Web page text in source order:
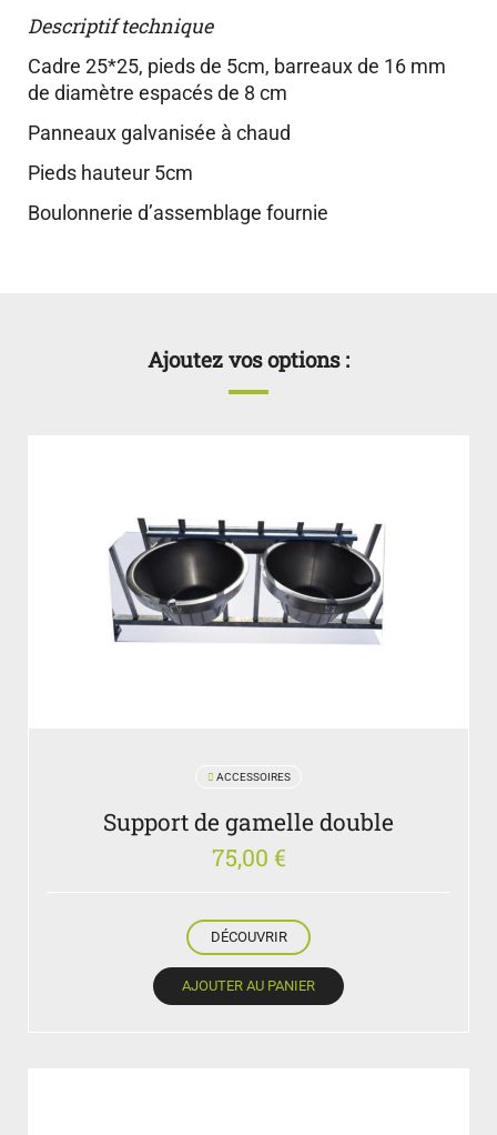
Descriptif technique
Cadre 25*25, pieds de 5cm, barreaux de 16 mm
de diamètre espacés de 8 cm
Panneaux galvanisée à chaud
Pieds hauteur 5cm
Boulonnerie d’assemblage fournie
Ajoutez vos options :
ACCESSOIRES
Support de gamelle double
75,00 €
DÉCOUVRIR
AJOUTER AU PANIER